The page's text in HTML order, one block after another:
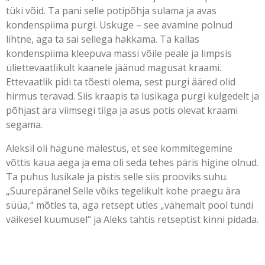
tüki võid. Ta pani selle potipõhja sulama ja avas
kondenspiima purgi. Uskuge – see avamine polnud
lihtne, aga ta sai sellega hakkama. Ta kallas
kondenspiima kleepuva massi võile peale ja limpsis
üliettevaatlikult kaanele jäänud magusat kraami.
Ettevaatlik pidi ta tõesti olema, sest purgi ääred olid
hirmus teravad. Siis kraapis ta lusikaga purgi külgedelt ja
põhjast ära viimsegi tilga ja asus potis olevat kraami
segama.
Aleksil oli hägune mälestus, et see kommitegemine
võttis kaua aega ja ema oli seda tehes päris higine olnud.
Ta puhus lusikale ja pistis selle siis prooviks suhu.
„Suurepärane! Selle võiks tegelikult kohe praegu ära
süüa,“ mõtles ta, aga retsept ütles „vähemalt pool tundi
väikesel kuumusel“ ja Aleks tahtis retseptist kinni pidada.